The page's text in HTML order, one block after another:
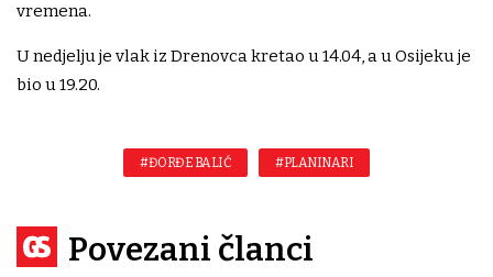
vremena.
U nedjelju je vlak iz Drenovca kretao u 14.04, a u Osijeku je
bio u 19.20.
#ĐORĐE BALIĆ #PLANINARI
Povezani članci